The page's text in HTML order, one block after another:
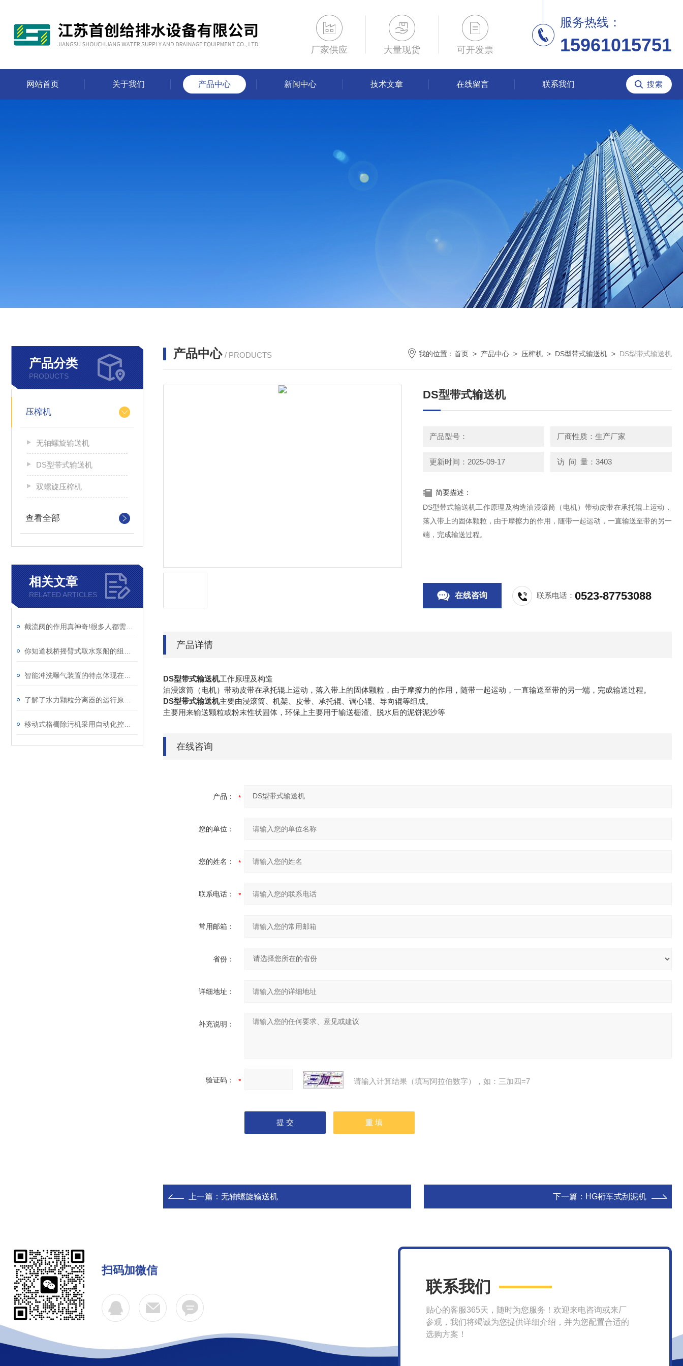
厂家供应 大量现货 可开发票
服务热线：
15961015751
网站首页 关于我们 产品中心 新闻中心 技术文章 在线留言 联系我们
产品分类
PRODUCTS
压榨机
无轴螺旋输送机
DS型带式输送机
双螺旋压榨机
查看全部
相关文章
RELATED ARTICLES
产品中心 / PRODUCTS 我的位置： 首页 > 产品中心 > 压榨机 > DS型带式输送机 > DS型带式输送机
DS型带式输送机
产品型号： 厂商性质：生产厂家
更新时间：2025-09-17 访 问 量：3403
简要描述：
DS型带式输送机工作原理及构造油浸滚筒（电机）带动皮带在承托辊上运动，
落入带上的固体颗粒，由于摩擦力的作用，随带一起运动，一直输送至带的另一
端，完成输送过程。
在线咨询 联系电话：0523-87753088
产品详情
DS型带式输送机工作原理及构造
油浸滚筒（电机）带动皮带在承托辊上运动，落入带上的固体颗粒，由于摩擦力的作用，随带一起运动，一直输送至带的另一端，完成输送过程。
DS型带式输送机主要由浸滚筒、机架、皮带、承托辊、调心辊、导向辊等组成。
主要用来输送颗粒或粉末性状固体，环保上主要用于输送栅渣、脱水后的泥饼泥沙等
在线咨询
产品：
您的单位：
您的姓名：
联系电话：
常用邮箱：
省份：
详细地址：
补充说明：
验证码： 请输入计算结果（填写阿拉伯数字），如：三加四=7
上一篇： 无轴螺旋输送机 下一篇： HG桁车式刮泥机
扫码加微信
联系我们
贴心的客服365天，随时为您服务！欢迎来电咨询或来厂
参观，我们将竭诚为您提供详细介绍，并为您配置合适的
选购方案！